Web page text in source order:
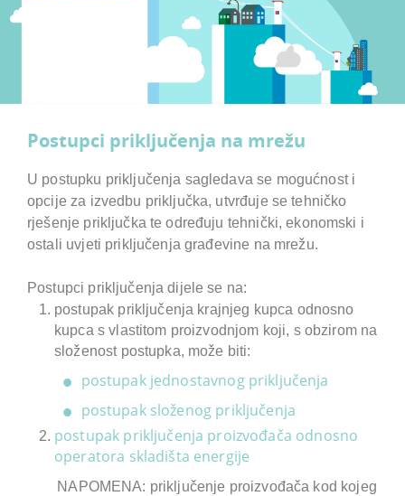
Postupci priključenja na mrežu
U postupku priključenja sagledava se mogućnost i
opcije za izvedbu priključka, utvrđuje se tehničko
rješenje priključka te određuju tehnički, ekonomski i
ostali uvjeti priključenja građevine na mrežu.
Postupci priključenja dijele se na:
postupak priključenja krajnjeg kupca odnosno
kupca s vlastitom proizvodnjom koji, s obzirom na
složenost postupka, može biti:
postupak jednostavnog priključenja
postupak složenog priključenja
postupak priključenja proizvođača odnosno
operatora skladišta energije
NAPOMENA: priključenje proizvođača kod kojeg